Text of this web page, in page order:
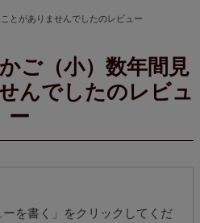
とがありませんでしたのレビュー
ご（小）数年間見
んでしたのレビュ
ー
を書く」をクリックしてくだ